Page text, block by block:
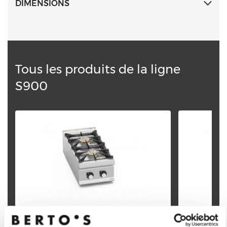
DIMENSIONS
Tous les produits de la ligne
S900